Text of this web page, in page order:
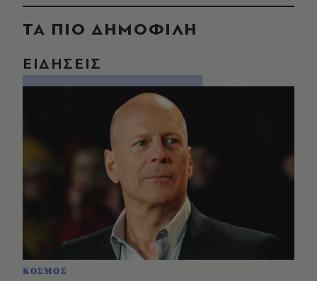
ΤΑ ΠΙΟ ΔΗΜΟΦΙΛΗ
ΕΙΔΗΣΕΙΣ
ΚΟΣΜΟΣ